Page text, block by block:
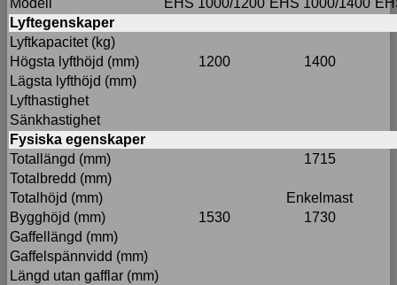
Modell
EHS 1000/1200 EHS 1000/1400
Lyftegenskaper
Lyftkapacitet (kg)
Högsta lyfthöjd (mm)
1200
1400
Lägsta lyfthöjd (mm)
Lyfthastighet
Sänkhastighet
Fysiska egenskaper
Totallängd (mm)
1715
Totalbredd (mm)
Totalhöjd (mm)
Enkelmast
Bygghöjd (mm)
1530
1730
Gaffellängd (mm)
Gaffelspännvidd (mm)
Längd utan gafflar (mm)